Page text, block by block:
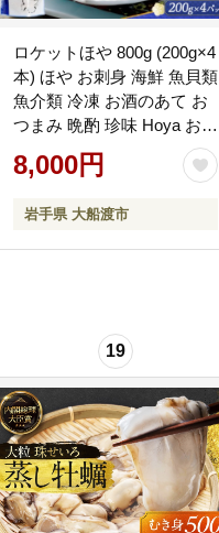
ロケットほや 800g (200g×4
本) ほや お刺身 海鮮 魚貝類
魚介類 冷凍 お酒のあて お
つまみ 晩酌 珍味 Hoya おさ
しみ 串焼き フライ 魚介 父
の日 大船渡 三陸 岩手県
8,000円
岩手県 大船渡市
19